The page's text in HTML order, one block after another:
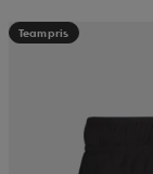
Teampris